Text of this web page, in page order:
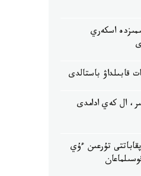
اسكەري
قابىلداۋ باستالدى
ال كەي ادامدى
كوپقاباتتى تۇرعىن ءۇي